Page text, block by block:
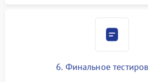
6. Финальное